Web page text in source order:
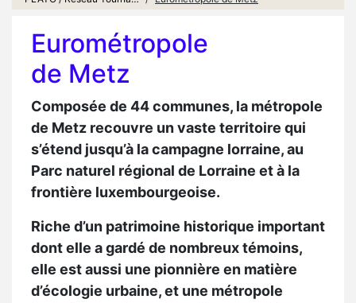
Eurométropole
de Metz
Composée de 44 communes, la métropole
de Metz recouvre un vaste territoire qui
s’étend jusqu’à la campagne lorraine, au
Parc naturel régional de Lorraine et à la
frontière luxembourgeoise.
Riche d’un patrimoine historique important
dont elle a gardé de nombreux témoins,
elle est aussi une pionnière en matière
d’écologie urbaine, et une métropole